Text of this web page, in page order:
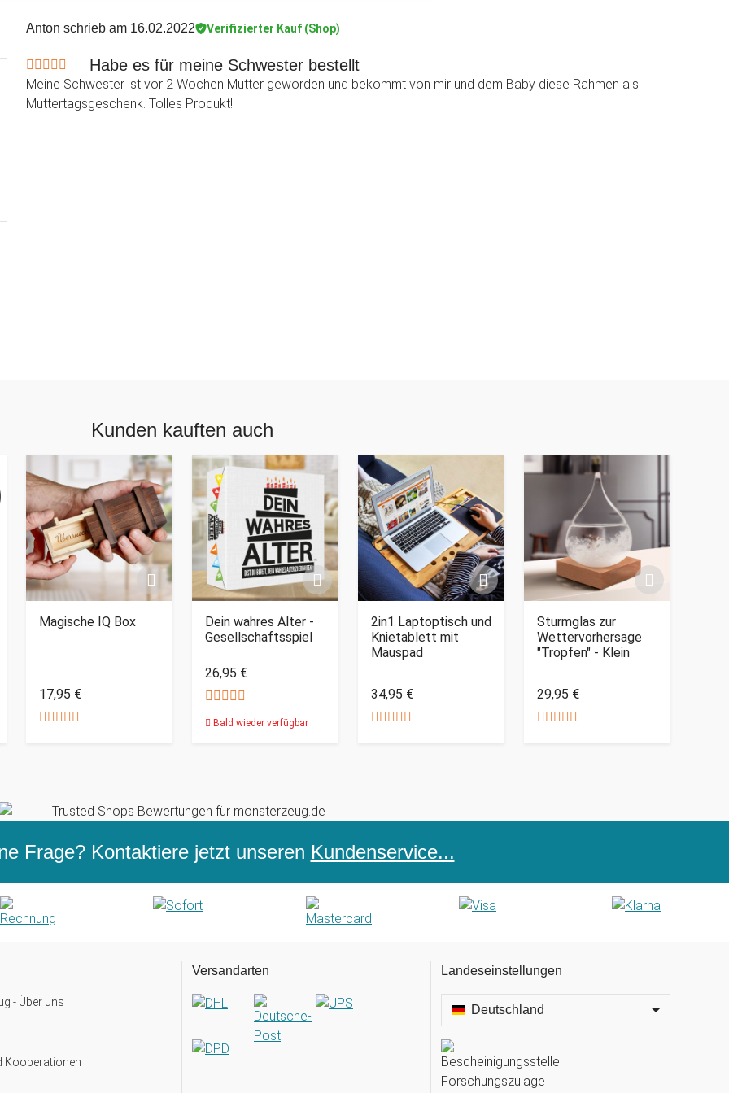
Anton schrieb am 16.02.2022 Verifizierter Kauf (Shop)
Habe es für meine Schwester bestellt
Meine Schwester ist vor 2 Wochen Mutter geworden und bekommt von mir und dem Baby diese Rahmen als
Muttertagsgeschenk. Tolles Produkt!
Kunden kauften auch
Magische IQ Box
17,95 €
Dein wahres Alter -
Gesellschaftsspiel
26,95 €
Bald wieder verfügbar
2in1 Laptoptisch und
Knietablett mit
Mauspad
34,95 €
Sturmglas zur
Wettervorhersage
"Tropfen" - Klein
29,95 €
Frage? Kontaktiere jetzt unseren Kundenservice...
- Über uns
Kooperationen
Versandarten Landeseinstellungen
Deutschland